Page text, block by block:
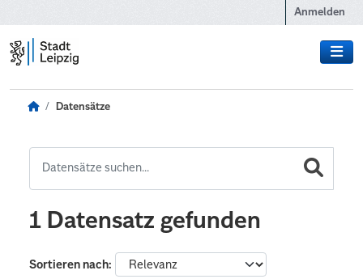
Anmelden
Datensätze
1 Datensatz gefunden
Sortieren nach